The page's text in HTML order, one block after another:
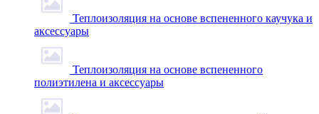
Теплоизоляция на основе вспененного каучука и
аксессуары
Теплоизоляция на основе вспененного
полиэтилена и аксессуары